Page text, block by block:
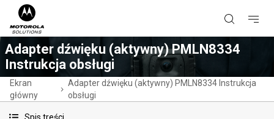
Adapter dźwięku (aktywny) PMLN8334
Instrukcja obsługi
Ekran
główny
Adapter dźwięku (aktywny) PMLN8334 Instrukcja
obsługi